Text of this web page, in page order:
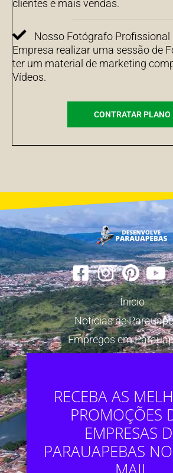
clientes e mais vendas.
Nosso Fotógrafo Profissional
Empresa realizar uma sessão de
ter um material de marketing
Vídeos.
CONTRATAR PLANO
Ínicio
Notícias de
Empregos em
RECEBA AS
PROMOÇÕES
EMPRESAS
PARAUAPEBAS